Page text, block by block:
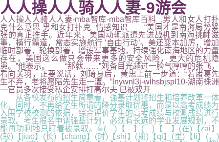
人人操人人骑人人妻-9游会
人人操人人骑人人妻-mba智库-mba智库百科_,男人和女人打扑
克什么意思 男和女打扑克_情感知识 “美国才是南海局势紧
张的真正推手。近年来，美国动辄派遣先进战机到南海挑衅滋
事，横行霸道，常态实施航行 ‘自由行动’。美还变本加厉，增加
临时部署，轮换部署，增设军事基地，持续强化南海地区的力量
存在，美国这么做只会带来更多的安全风险，更大的危机隐
患。”他表示。 “那就……”刘备目光越过一脸气哼哼的张飞，
看向关羽，正要说话，刘琦身后，黄忠上前一步道：“若诸葛先
生不弃，老将愿陪先生走一遭。”lnywnl3j-wlhsbjspl10-湖南株洲
一官员多次接受私企安排打高尔夫 已被双开
从各校发布的招生简章看，强基计划将招生和培养改革一体
化，同时，不再给学生所谓的降分录取优惠，而是以高考成绩为
入围学校校测的依据，综合评价学生的高考成绩与校测成绩进行
录取。考生报名申请强基计划，必须有长远的学业发展规划，不
能再功利地只盯着被录取。☠( )【 】( )【 】(在)【zai】
(较)【jiao】(长)【chang】(时)【shi】(期)【qi】(里)【li】(，)